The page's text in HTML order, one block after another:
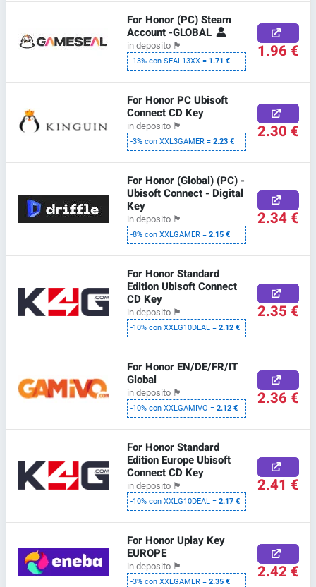
For Honor (PC) Steam
Account -GLOBAL
in deposito 🏴
-13% con SEAL13XX =1.71 € 1.96 €
For Honor PC Ubisoft
Connect CD Key
in deposito 🏴
-3% con XXL3GAMER =2.23 € 2.30 €
For Honor (Global) (PC) -
Ubisoft Connect - Digital
Key
in deposito 🏴
-8% con XXLGAMER =2.15 €
2.34 €
For Honor Standard
Edition Ubisoft Connect
CD Key
in deposito 🏴
-10% con XXLG10DEAL =2.12 €
2.35 €
For Honor EN/DE/FR/IT
Global
in deposito 🏴
-10% con XXLGAMIVO =2.12 € 2.36 €
For Honor Standard
Edition Europe Ubisoft
Connect CD Key
in deposito 🏴
-10% con XXLG10DEAL =2.17 €
2.41 €
For Honor Uplay Key
EUROPE
in deposito 🏴
-3% con XXLGAMER =2.35 € 2.42 €